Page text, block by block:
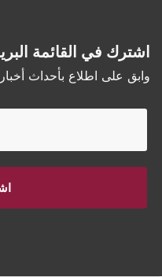
اشترك في القائمة
وابق على اطلاع بأحداث